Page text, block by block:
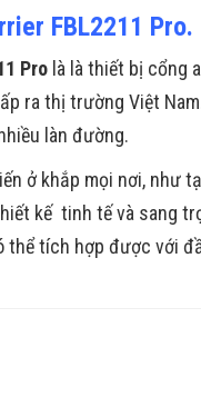
FBL2211 Pro.
Pro là là thiết bị cổng
ra thị trường Việt
làn đường.
ở khắp mọi nơi, như
kế tinh tế và sang
tích hợp được với